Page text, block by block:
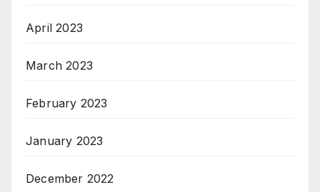
April 2023
March 2023
February 2023
January 2023
December 2022